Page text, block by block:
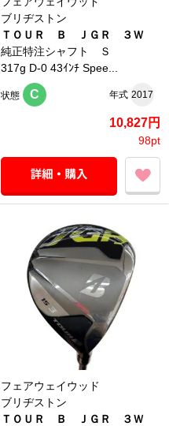
ブリヂストン
ＴＯＵＲ Ｂ ＪＧＲ ３Ｗ
純正特注シャフト Ｓ
317g D-0 43ｲﾝﾁ Spee...
状態 C 年式 2017
10,827円
98pt
フェアウェイウッド
ブリヂストン
ＴＯＵＲ Ｂ ＪＧＲ ３Ｗ